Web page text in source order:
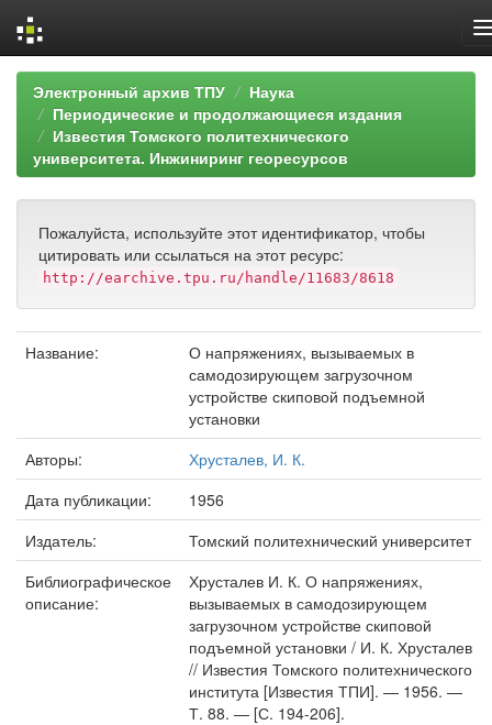
Skip
navigation
Электронный архив ТПУ
Наука
Периодические и продолжающиеся издания
Известия Томского политехнического
университета. Инжиниринг георесурсов
Пожалуйста, используйте этот идентификатор, чтобы
цитировать или ссылаться на этот ресурс:
http://earchive.tpu.ru/handle/11683/8618
Название:
О напряжениях, вызываемых в
самодозирующем загрузочном
устройстве скиповой подъемной
установки
Авторы:
Хрусталев, И. К.
Дата публикации:
1956
Издатель:
Томский политехнический университет
Библиографическое
описание:
Хрусталев И. К. О напряжениях,
вызываемых в самодозирующем
загрузочном устройстве скиповой
подъемной установки / И. К. Хрусталев
// Известия Томского политехнического
института [Известия ТПИ]. — 1956. —
Т. 88. — [С. 194-206].